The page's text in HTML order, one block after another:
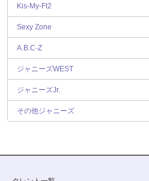
Kis-My-Ft2
Sexy Zone
A.B.C-Z
ジャニーズWEST
ジャニーズJr.
その他ジャニーズ